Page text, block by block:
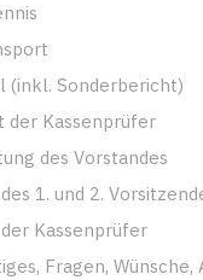
(inkl. Sonderbericht)
der Kassenprüfer
des Vorstandes
1. und 2.
Kassenprüfer
Fragen, Wünsche,